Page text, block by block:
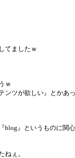
てましたｗ
ｗ
ツが欲しい』とかあ
blog』というものに関
ねぇ。